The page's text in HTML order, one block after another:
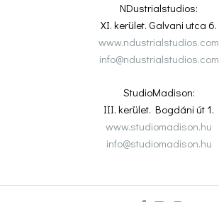
NDustrialstudios:
XI. kerület. Galvani utca 6.
www.ndustrialstudios.com
info@ndustrialstudios.com
StudioMadison:
III. kerület. Bogdáni út 1.
www.studiomadison.hu
info@studiomadison.hu